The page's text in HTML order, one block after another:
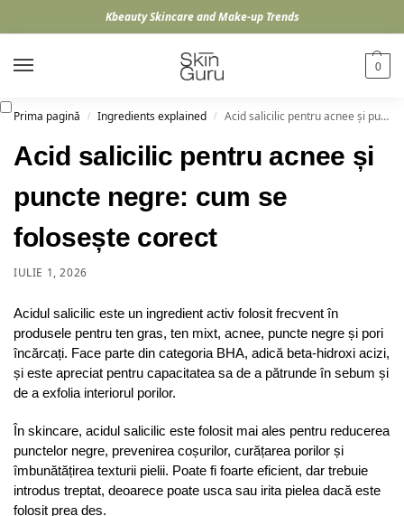
Kbeauty Skincare and Make-up Trends
0
Prima pagină / Ingredients explained / Acid salicilic pentru acnee și puncte negre: cum se folosește corect
Acid salicilic pentru acnee și
puncte negre: cum se
folosește corect
IULIE 1, 2026
Acidul salicilic este un ingredient activ folosit frecvent în
produsele pentru ten gras, ten mixt, acnee, puncte negre și pori
încărcați. Face parte din categoria BHA, adică beta-hidroxi acizi,
și este apreciat pentru capacitatea sa de a pătrunde în sebum și
de a exfolia interiorul porilor.
În skincare, acidul salicilic este folosit mai ales pentru reducerea
punctelor negre, prevenirea coșurilor, curățarea porilor și
îmbunătățirea texturii pielii. Poate fi foarte eficient, dar trebuie
introdus treptat, deoarece poate usca sau irita pielea dacă este
folosit prea des.